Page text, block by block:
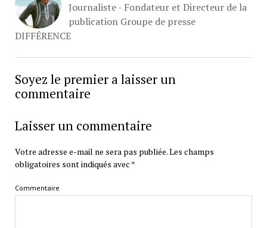
Journaliste - Fondateur et Directeur de la
publication Groupe de presse
DIFFÉRENCE
Soyez le premier a laisser un
commentaire
Laisser un commentaire
Votre adresse e-mail ne sera pas publiée.Les champs
obligatoires sont indiqués avec *
Commentaire